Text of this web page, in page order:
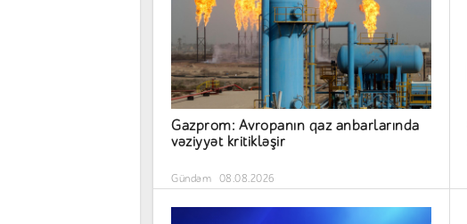
Gazprom: Avropanın qaz anbarlarında
vəziyyət kritikləşir
Gündəm 08.08.2026